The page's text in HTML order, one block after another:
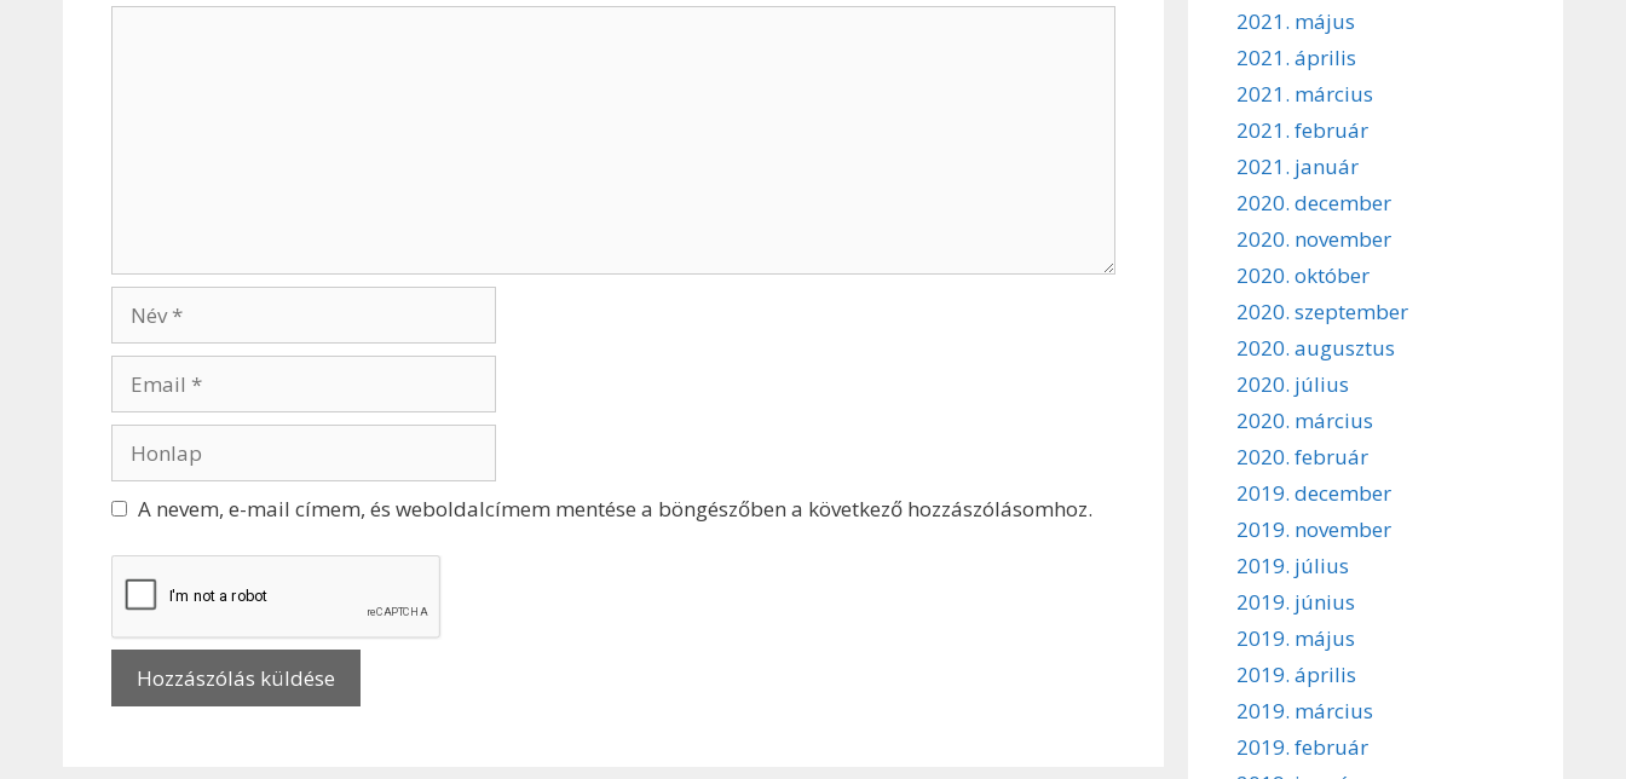
A nevem, e-mail címem, és weboldalcímem mentése a böngészőben a következő hozzászólásomhoz.
2021. május
2021. április
2021. március
2021. február
2021. január
2020. december
2020. november
2020. október
2020. szeptember
2020. augusztus
2020. július
2020. március
2020. február
2019. december
2019. november
2019. július
2019. június
2019. május
2019. április
2019. március
2019. február